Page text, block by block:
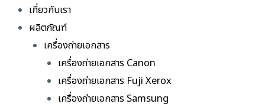
เกี่ยวกับเรา
ผลิตภัณฑ์
เครื่องถ่ายเอกสาร
เครื่องถ่ายเอกสาร Canon
เครื่องถ่ายเอกสาร Fuji Xerox
เครื่องถ่ายเอกสาร Samsung